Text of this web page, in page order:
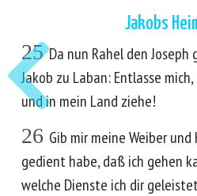
Jakobs
25 Da nun Rahel den
Jakob zu Laban: Entlasse
und in mein Land ziehe!
26 Gib mir meine Weiber
gedient habe, daß ich gehen
welche Dienste ich dir